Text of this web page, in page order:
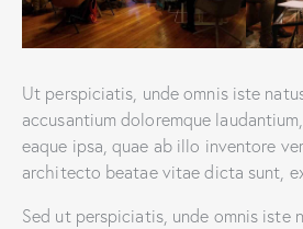
Ut perspiciatis, unde omnis iste
accusantium doloremque
eaque ipsa, quae ab illo inventore
architecto beatae vitae dicta sunt,
Sed ut perspiciatis, unde omnis iste